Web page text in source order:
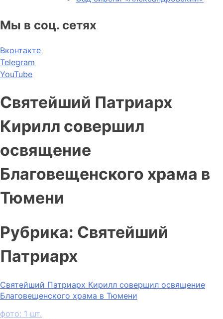
Мы в соц. сетях
Вконтакте
Telegram
YouTube
Святейший Патриарх
Кирилл совершил
освящение
Благовещенского храма в
Тюмени
Рубрика: Святейший
Патриарх
Святейший Патриарх Кирилл совершил освящение
Благовещенского храма в Тюмени
фото: 1 шт.